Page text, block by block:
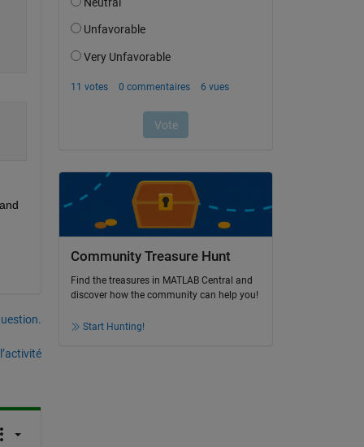
Community Treasure Hunt
Find the treasures in MATLAB Central and
discover how the community can help you!
Start Hunting!